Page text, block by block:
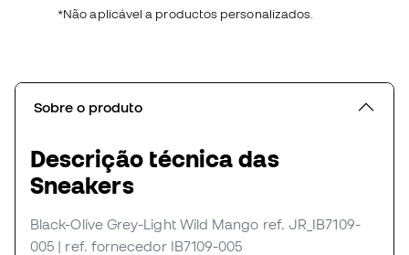
*Não aplicável a productos personalizados.
Sobre o produto
Descrição técnica das
Sneakers
Black-Olive Grey-Light Wild Mango ref. JR_IB7109-
005 | ref. fornecedor IB7109-005